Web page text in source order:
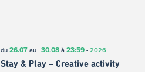
du 26.07au 30.08à 23:59- 2026
Stay & Play – Creative activity